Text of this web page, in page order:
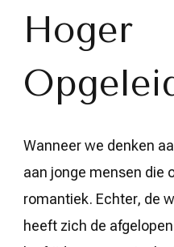
Hoger
Wanneer we denken
aan jonge mensen die
romantiek. Echter, de
heeft zich de